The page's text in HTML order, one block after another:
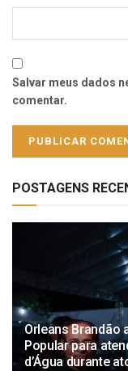
Salvar meus dados
comentar.
POSTAGENS
Orleans Brandão
Popular para
d’Água durante